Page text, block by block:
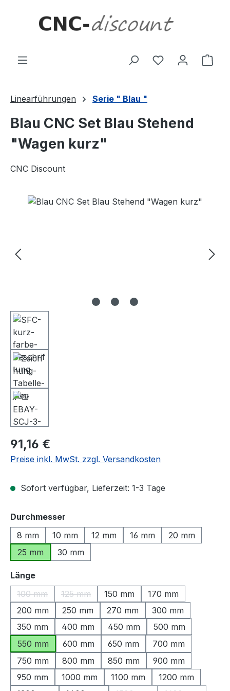
Linearführungen Serie " Blau "
Blau CNC Set Blau Stehend
"Wagen kurz"
CNC Discount
Bildergalerie überspringen
Regulärer Preis:
91,16 €
Preise inkl. MwSt. zzgl. Versandkosten
Sofort verfügbar, Lieferzeit: 1-3 Tage
Durchmesser
8 mm
10 mm 12 mm 16 mm
20 mm
25 mm
30 mm
Längeauswählen
100 mm
(Diese Option ist zurzeit nicht verfügbar.)
125 mm
(Diese Option ist zurzeit nicht verfügbar.)
150 mm
170 mm
200 mm
250 mm 270 mm
300 mm
350 mm
400 mm 450 mm
500 mm
550 mm
600 mm 650 mm
700 mm
750 mm
800 mm 850 mm
900 mm
950 mm
1000 mm 1100 mm
1200 mm